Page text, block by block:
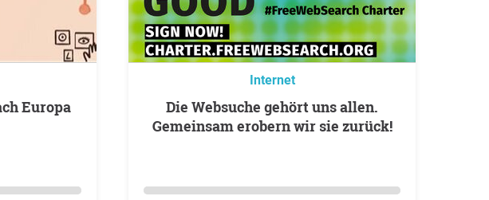
Internet
Die Websuche gehört uns allen.
Gemeinsam erobern wir sie zurück!